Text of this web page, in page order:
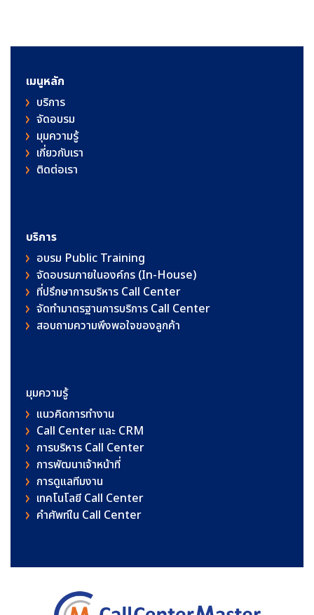
เมนูหลัก
บริการ
จัดอบรม
มุมความรู้
เกี่ยวกับเรา
ติดต่อเรา
บริการ
อบรม Public Training
จัดอบรมภายในองค์กร (In-House)
ที่ปรึกษาการบริหาร Call Center
จัดทำมาตรฐานการบริการ Call Center
สอบถามความพึงพอใจของลูกค้า
มุมความรู้
แนวคิดการทำงาน
Call Center และ CRM
การบริหาร Call Center
การพัฒนาเจ้าหน้าที่
การดูแลทีมงาน
เทคโนโลยี Call Center
คําศัพท์ใน Call Center